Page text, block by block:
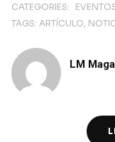
CATEGORIES:
TAGS: ARTÍCULO
LM